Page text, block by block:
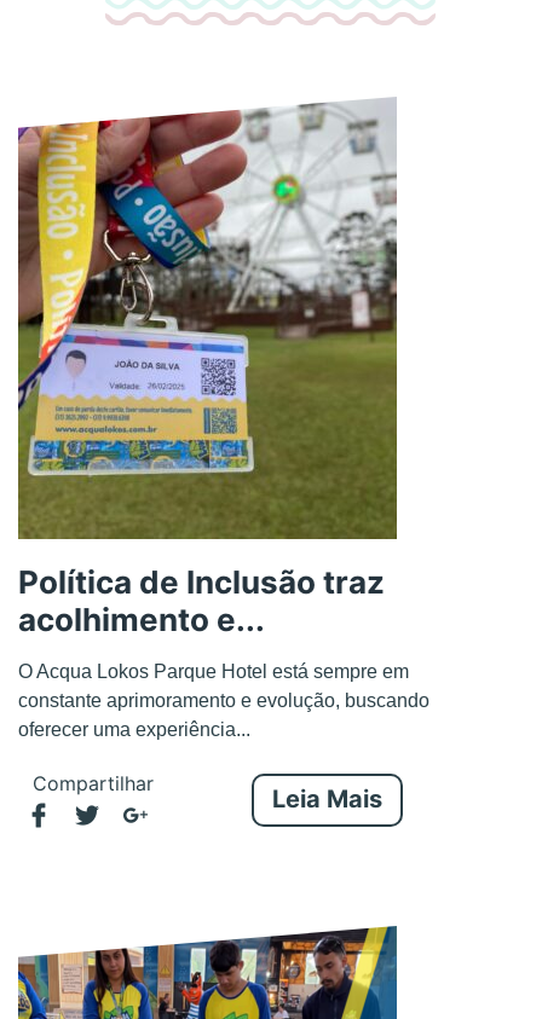
Política de Inclusão traz
acolhimento e...
O Acqua Lokos Parque Hotel está sempre em
constante aprimoramento e evolução, buscando
oferecer uma experiência...
Compartilhar
Leia Mais